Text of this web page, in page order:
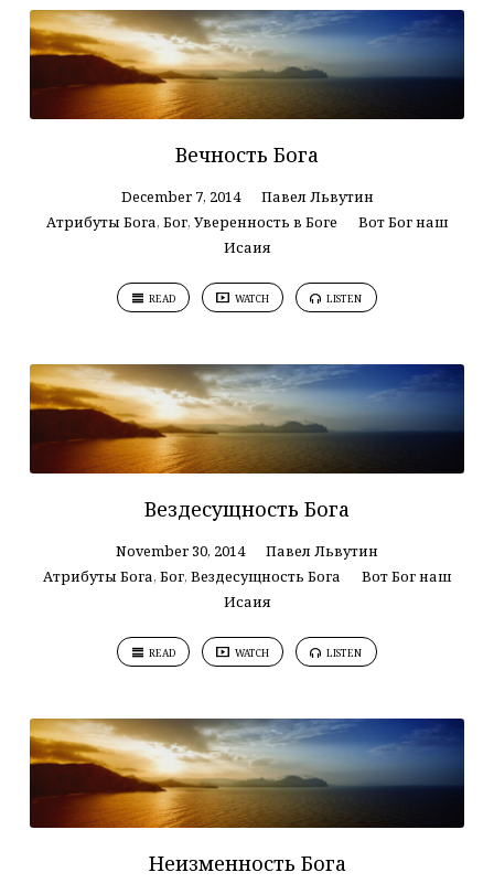
Вечность Бога
December 7, 2014
Павел Львутин
Атрибуты Бога, Бог, Уверенность в Боге
Вот Бог наш
Исаия
READ WATCH LISTEN
Вездесущность Бога
November 30, 2014
Павел Львутин
Атрибуты Бога, Бог, Вездесущность Бога
Вот Бог наш
Исаия
READ WATCH LISTEN
Неизменность Бога